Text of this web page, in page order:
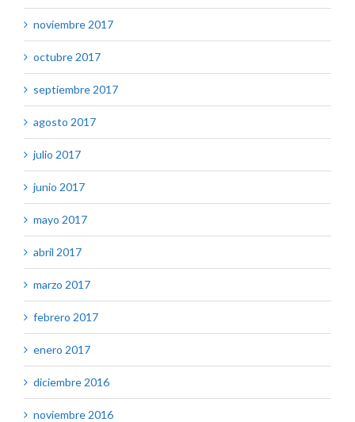
noviembre 2017
octubre 2017
septiembre 2017
agosto 2017
julio 2017
junio 2017
mayo 2017
abril 2017
marzo 2017
febrero 2017
enero 2017
diciembre 2016
noviembre 2016